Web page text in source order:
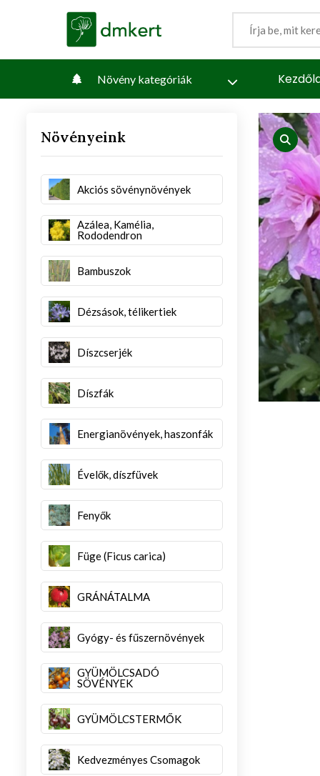
Növény kategóriák
Növényeink
Akciós sövénynövények
Azálea, Kamélia,
Rododendron
Bambuszok
Dézsások, télikertiek
Díszcserjék
Díszfák
Energianövények, haszonfák
Évelők, díszfüvek
Fenyők
Füge (Ficus carica)
GRÁNÁTALMA
Gyógy- és fűszernövények
GYÜMÖLCSADÓ
SÖVÉNYEK
GYÜMÖLCSTERMŐK
Kedvezményes Csomagok